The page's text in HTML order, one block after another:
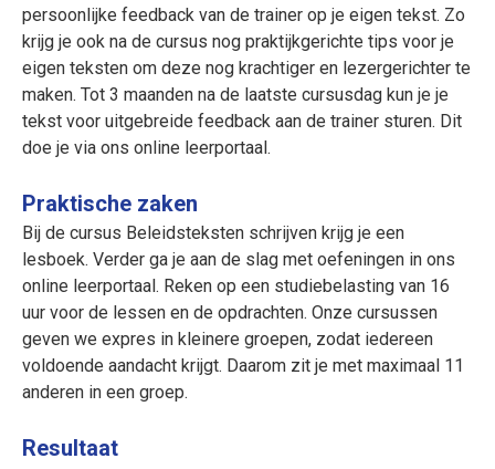
persoonlijke feedback van de trainer op je eigen tekst. Zo
krijg je ook na de cursus nog praktijkgerichte tips voor je
eigen teksten om deze nog krachtiger en lezergerichter te
maken. Tot 3 maanden na de laatste cursusdag kun je je
tekst voor uitgebreide feedback aan de trainer sturen. Dit
doe je via ons online leerportaal.
Praktische zaken
Bij de cursus Beleidsteksten schrijven krijg je een
lesboek. Verder ga je aan de slag met oefeningen in ons
online leerportaal. Reken op een studiebelasting van 16
uur voor de lessen en de opdrachten. Onze cursussen
geven we expres in kleinere groepen, zodat iedereen
voldoende aandacht krijgt. Daarom zit je met maximaal 11
anderen in een groep.
Resultaat